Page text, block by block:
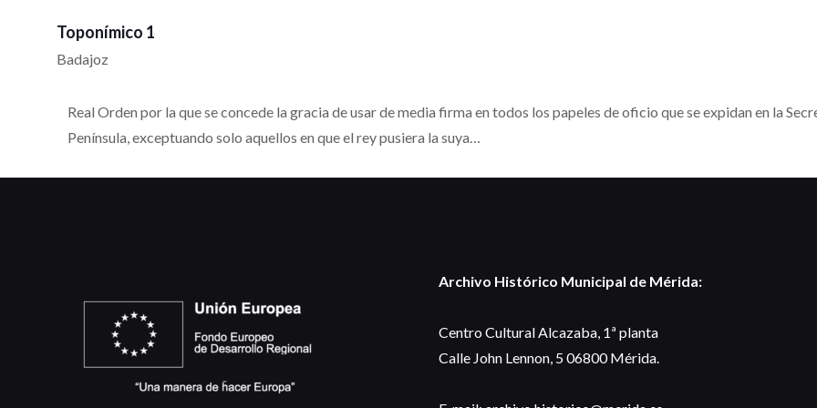
Toponímico 1
Badajoz
Real Orden por la que se concede la gracia de usar de media firma en todos los papeles de oficio que se expidan en la
Península, exceptuando solo aquellos en que el rey pusiera la suya…
Archivo Histórico Municipal de Mérida:
Centro Cultural Alcazaba, 1ª planta
Calle John Lennon, 5 06800 Mérida.